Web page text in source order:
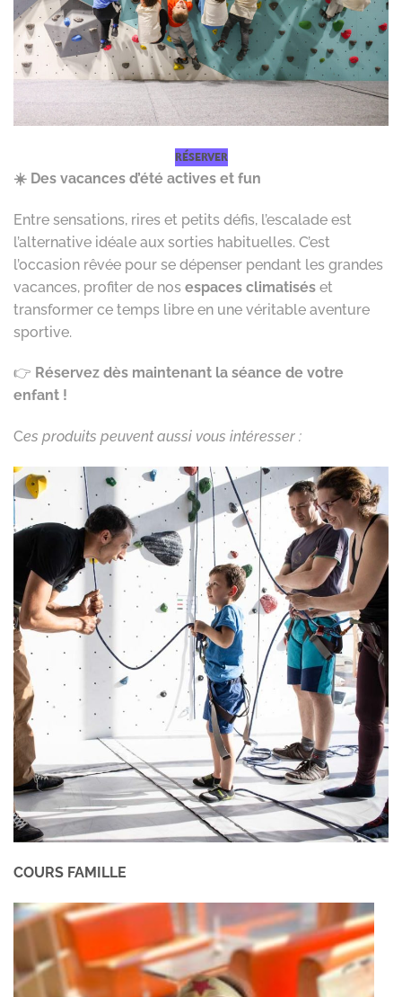
RÉSERVER
☀️ Des vacances d’été actives et fun
Entre sensations, rires et petits défis, l’escalade est
l’alternative idéale aux sorties habituelles. C’est
l’occasion rêvée pour se dépenser pendant les grandes
vacances, profiter de nos espaces climatisés et
transformer ce temps libre en une véritable aventure
sportive.
👉 Réservez dès maintenant la séance de votre
enfant !
Ces produits peuvent aussi vous intéresser :
COURS FAMILLE